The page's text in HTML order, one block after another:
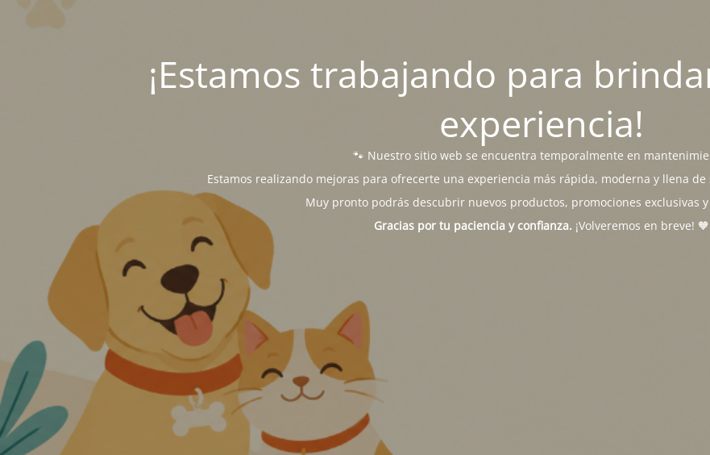
¡Estamos trabajando para
experiencia!
🐾 Nuestro sitio web se encuentra temporalmente en
Estamos realizando mejoras para ofrecerte una experiencia más rápida, moderna y llena
Muy pronto podrás descubrir nuevos productos, promociones exclusivas
Gracias por tu paciencia y confianza. ¡Volveremos en breve! 🧡